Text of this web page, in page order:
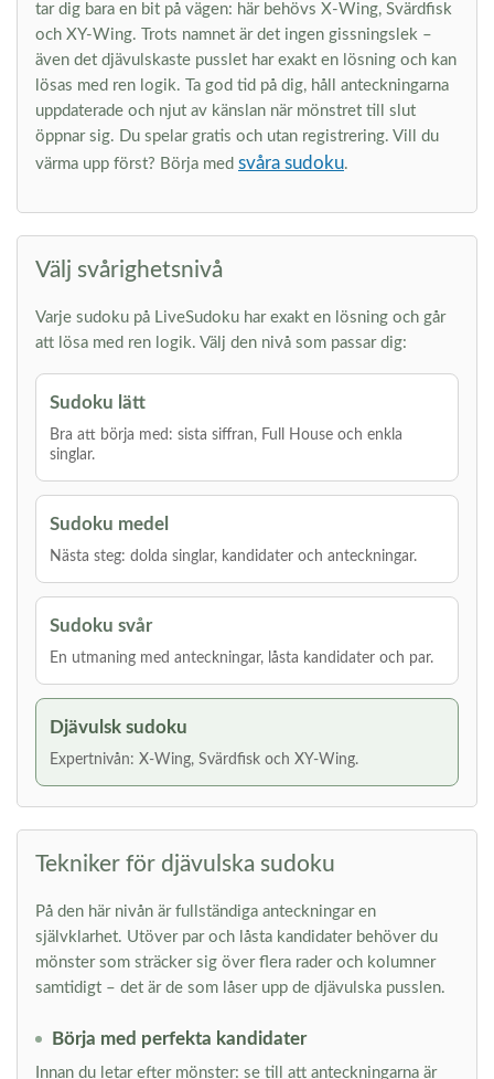
tar dig bara en bit på vägen: här behövs X-Wing, Svärdfisk
och XY-Wing. Trots namnet är det ingen gissningslek –
även det djävulskaste pusslet har exakt en lösning och kan
lösas med ren logik. Ta god tid på dig, håll anteckningarna
uppdaterade och njut av känslan när mönstret till slut
öppnar sig. Du spelar gratis och utan registrering. Vill du
värma upp först? Börja med svåra sudoku.
Välj svårighetsnivå
Varje sudoku på LiveSudoku har exakt en lösning och går
att lösa med ren logik. Välj den nivå som passar dig:
Sudoku lätt
Bra att börja med: sista siffran, Full House och enkla
singlar.
Sudoku medel
Nästa steg: dolda singlar, kandidater och anteckningar.
Sudoku svår
En utmaning med anteckningar, låsta kandidater och par.
Djävulsk sudoku
Expertnivån: X-Wing, Svärdfisk och XY-Wing.
Tekniker för djävulska sudoku
På den här nivån är fullständiga anteckningar en
självklarhet. Utöver par och låsta kandidater behöver du
mönster som sträcker sig över flera rader och kolumner
samtidigt – det är de som låser upp de djävulska pusslen.
Börja med perfekta kandidater
Innan du letar efter mönster: se till att anteckningarna är